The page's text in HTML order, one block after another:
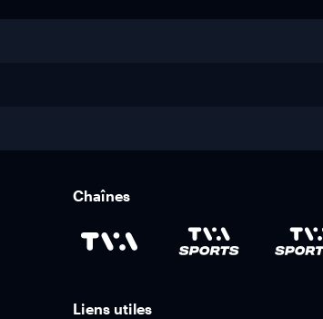
Chaînes
Liens utiles